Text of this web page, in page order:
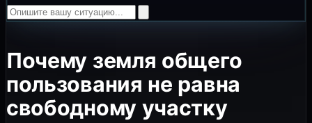
Почему земля общего
пользования не равна
свободному участку